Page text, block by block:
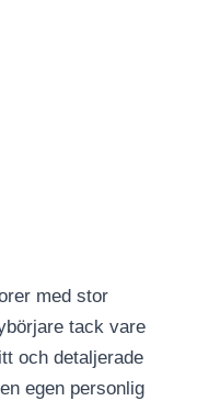
med stor
tack vare
och detaljerade
egen personlig